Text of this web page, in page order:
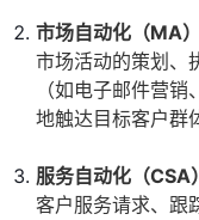
市场自动化（MA）
市场活动的策划、
（如电子邮件营
地触达目标客户群
服务自动化（CSA）
客户服务请求、跟